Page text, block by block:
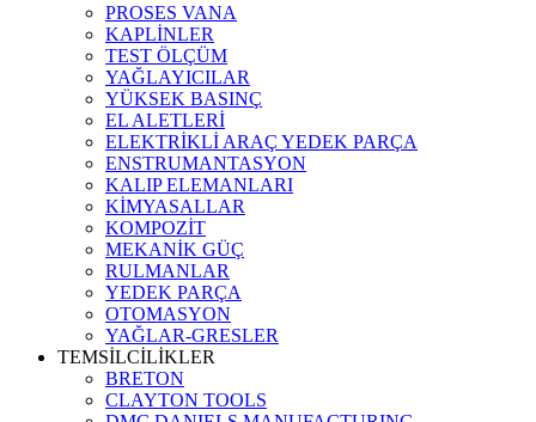
PROSES VANA
KAPLİNLER
TEST ÖLÇÜM
YAĞLAYICILAR
YÜKSEK BASINÇ
EL ALETLERİ
ELEKTRİKLİ ARAÇ YEDEK PARÇA
ENSTRUMANTASYON
KALIP ELEMANLARI
KİMYASALLAR
KOMPOZİT
MEKANİK GÜÇ
RULMANLAR
YEDEK PARÇA
OTOMASYON
YAĞLAR-GRESLER
TEMSİLCİLİKLER
BRETON
CLAYTON TOOLS